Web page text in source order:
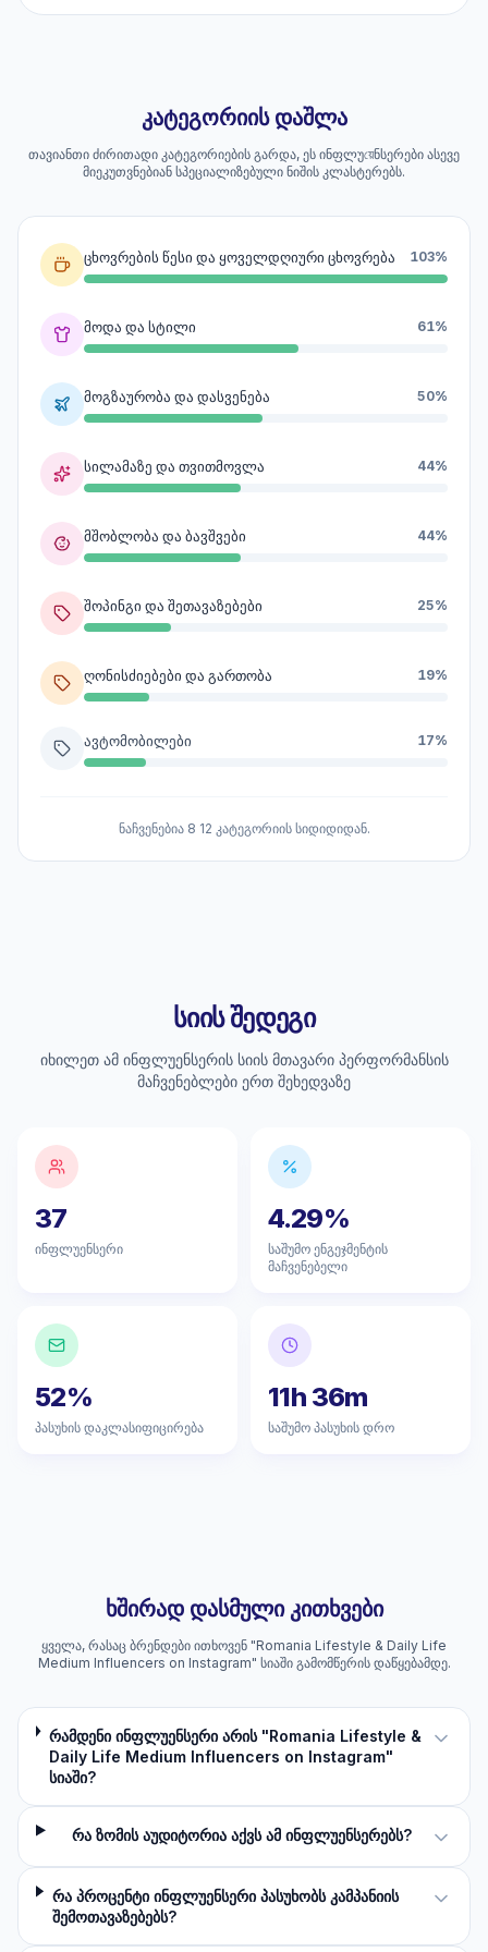
კატეგორიის დაშლა
თავიანთი ძირითადი კატეგორიების გარდა, ეს ინფლუয়েნსერები ასევე
მიეკუთვნებიან სპეციალიზებული ნიშის კლასტერებს.
ცხოვრების წესი და ყოველდღიური ცხოვრება 103%
მოდა და სტილი 61%
მოგზაურობა და დასვენება 50%
სილამაზე და თვითმოვლა 44%
მშობლობა და ბავშვები 44%
შოპინგი და შეთავაზებები 25%
ღონისძიებები და გართობა 19%
Ავტომობილები 17%
ნაჩვენებია 8 12 კატეგორიის სიდიდიდან.
სიის შედეგი
იხილეთ ამ ინფლუენსერის სიის მთავარი პერფორმანსის
მაჩვენებლები ერთ შეხედვაზე
37
ინფლუენსერი
4.29%
საშუმო ენგეჯმენტის
მაჩვენებელი
52%
პასუხის დაკლასიფიცირება
11h 36m
საშუმო პასუხის დრო
ხშირად დასმული კითხვები
ყველა, რასაც ბრენდები ითხოვენ "Romania Lifestyle & Daily Life
Medium Influencers on Instagram" სიაში გამომწერის დაწყებამდე.
რამდენი ინფლუენსერი არის "Romania Lifestyle &
Daily Life Medium Influencers on Instagram"
სიაში?
რა ზომის აუდიტორია აქვს ამ ინფლუენსერებს?
რა პროცენტი ინფლუენსერი პასუხობს კამპანიის
შემოთავაზებებს?